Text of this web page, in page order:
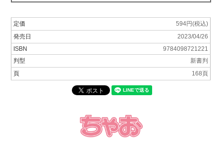
定価
594円(税込)
発売日
2023/04/26
ISBN
9784098721221
判型
新書判
頁
168頁